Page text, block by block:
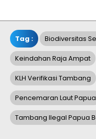
Tag : Biodiversitas
Keindahan Raja Ampat
KLH Verifikasi Tambang
Pencemaran Laut Papua
Tambang Ilegal Papua